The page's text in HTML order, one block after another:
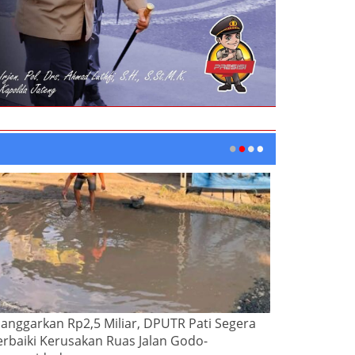
Rp2,5 Miliar, DPUTR Pati Segera
Kerusakan Ruas Jalan Godo-